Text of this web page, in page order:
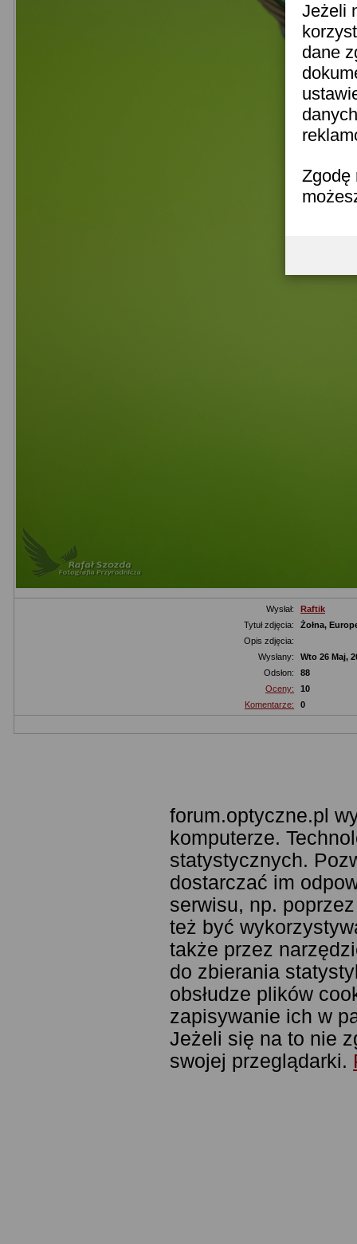
Jeżeli
dane
Zgodę
Wysłał:
Raftik
Tytuł zdjęcia:
Żołna,
Opis zdjęcia:
Wysłany:
Wto 26 Maj,
Odsłon:
88
Oceny:
10
Komentarze:
0
forum.optyczne.pl
komputerze.
statystycznych.
dostarczać im
serwisu, np.
też być
także przez
do zbierania
obsłudze plików
zapisywanie ich w
Jeżeli się na to nie
swojej przeglądarki.